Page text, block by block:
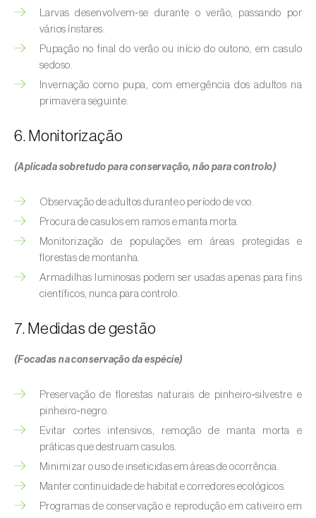
Borboleta-branca-pequena-da-couve
Pieris rapae)
Broca-africana-do-caule-do-milho
(
Busseola fusca
fornicatior, E. perbrevis e E. kuroshio
Broca-do-colmo-da-cana-de-açúcar
Broca-do-milho ( Sesamia nonagrioides
Broca-dos-ramos-do-pessegueiro (Anarsia
lineatella)
Broca-listrada-do-caule-do-arroz (
Broca-pequena-do-tomateiro
(Neoleucinodes elegantalis
Burgo-da-azinheira (
Cigarrinha-espumadora (
spumarius)
Jacobiasca lybica, Scaphoideus
titanus e Empoasca spp.)
Larvas desenvolvem‑se durante o verão, passando por
vários ínstares.
Pupação no final do verão ou início do outono, em casulo
sedoso.
Invernação como pupa, com emergência dos adultos na
primavera seguinte.
6. Monitorização
(Aplicada sobretudo para conservação, não para controlo)
Observação de adultos durante o período de voo.
Procura de casulos em ramos e manta morta.
Monitorização de populações em áreas protegidas e
florestas de montanha.
Armadilhas luminosas podem ser usadas apenas para fins
científicos, nunca para controlo.
7. Medidas de gestão
(Focadas na conservação da espécie)
Preservação de florestas naturais de pinheiro‑silvestre e
pinheiro‑negro.
Evitar cortes intensivos, remoção de manta morta e
práticas que destruam casulos.
Minimizar o uso de inseticidas em áreas de ocorrência.
Manter continuidade de habitat e corredores ecológicos.
Programas de conservação e reprodução em cativeiro em